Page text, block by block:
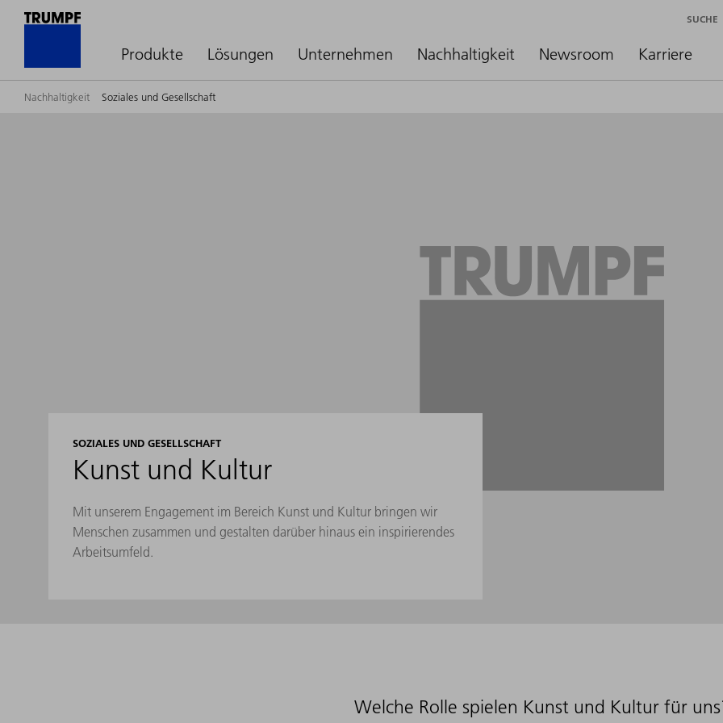
Produkte Lösungen Unternehmen Nachhaltigkeit Newsroom Karriere
SUCHE
Nachhaltigkeit Soziales und Gesellschaft
SOZIALES UND GESELLSCHAFT
Kunst und Kultur
Mit unserem Engagement im Bereich Kunst und Kultur bringen wir
Menschen zusammen und gestalten darüber hinaus ein inspirierendes
Arbeitsumfeld.
Welche Rolle spielen Kunst und Kultur für